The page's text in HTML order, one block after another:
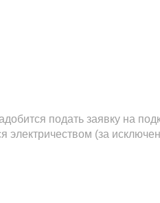
подать заявку на
(за